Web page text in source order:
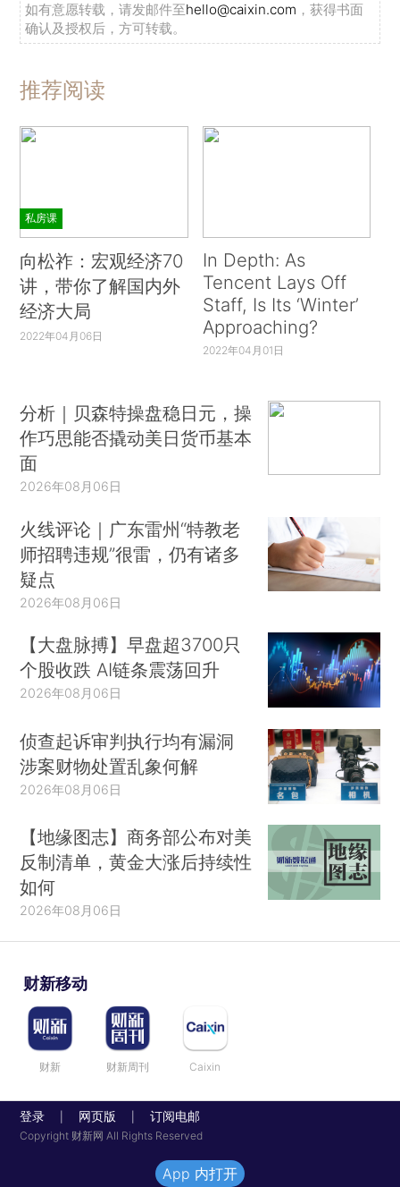
如有意愿转载，请发邮件至hello@caixin.com ，获得书面
确认及授权后，方可转载。
推荐阅读
私房课
向松祚：宏观经济70
讲，带你了解国内外
经济大局
2022年04月06日
In Depth: As
Tencent Lays Off
Staff, Is Its ‘Winter’
Approaching?
2022年04月01日
分析｜贝森特操盘稳日元，操
作巧思能否撬动美日货币基本
面
2026年08月06日
火线评论｜广东雷州“特教老
师招聘违规”很雷，仍有诸多
疑点
2026年08月06日
【大盘脉搏】早盘超3700只
个股收跌 AI链条震荡回升
2026年08月06日
侦查起诉审判执行均有漏洞
涉案财物处置乱象何解
2026年08月06日
【地缘图志】商务部公布对美
反制清单，黄金大涨后持续性
如何
2026年08月06日
财新移动
财新 财新周刊 Caixin
登录 网页版 订阅电邮
Copyright 财新网 All Rights Reserved
App 内打开